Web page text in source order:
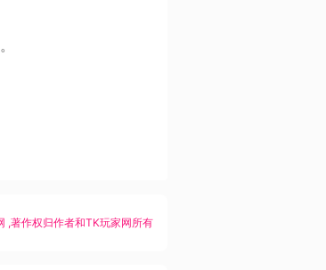
,著作权归作者和TK玩家网所有